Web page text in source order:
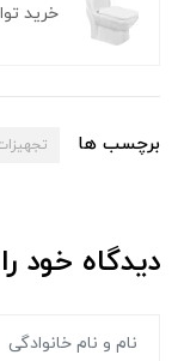
خرید
برچسب ها
دیدگاه خود